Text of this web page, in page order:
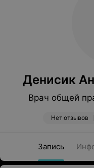
Денисик
Врач общей
Нет отзывов
Запись